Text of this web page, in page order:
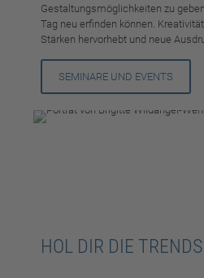
Gestaltungsmöglichkeiten zu
Tag neu erfinden können.
Stärken hervorhebt und neue
SEMINARE UND EVENTS
HOL DIR DIE TRENDS